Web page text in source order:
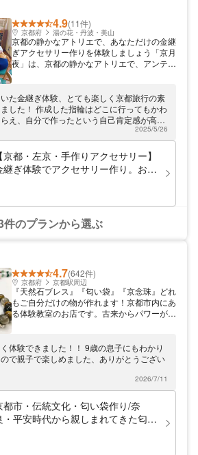
4.9(11件)
京都府 湯の花・丹波・美山
京都の静かなアトリエで、あなただけの金継
ぎアクセサリー作りを体験しましょう「京月
夜」は、京都の静かなアトリエで、アンティ
法を合わせた金継ぎアクセサリーの体験教室
を営んでおります。本来の金継ぎでは、割れ
た陶磁器を漆や金などで修復しますが、京月
夜では独自の接着方法でアクセサリーに仕上
げています。ぜひ、京都観光の思い出を作り
に足を運んでください。
た金継ぎ体験、とても楽しく京都旅行の素
した！ 作成した指輪はどこに行ってもかわ
え、自分で作ったという自己肯定感が高ま
わいいねこちゃんがいらっしゃり、とても
2025/5/26
【京都・左京・手作りアクセサリー】
継ぎ体験でアクセサリー作り。お手
件のプランから選ぶ
4.7(642件)
京都府 京都駅周辺
『天然石ブレス』『匂い袋』『京念珠』どれ
もご自分だけの物が作れます！京都市内にあ
る体験教室のお店です。古来からパワーがあ
ジナルの物ができます。 伝統的な匂い袋作
りでは、香料を調合するところから始めるの
い出になる素敵な作品を完成させましょう！
修学旅行・研修旅行の体験学習や校外学習に
もご利用いただいております。
体験できました！！ 9歳の息子にもわかり
で親子で楽しめました、ありがとうござい
2026/7/11
都市・伝統文化・匂い袋作り/奈
・平安時代から親しまれてきた匂い